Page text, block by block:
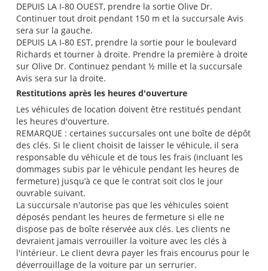
DEPUIS LA I-80 OUEST, prendre la sortie Olive Dr.
Continuer tout droit pendant 150 m et la succursale Avis
sera sur la gauche.
DEPUIS LA I-80 EST, prendre la sortie pour le boulevard
Richards et tourner à droite. Prendre la première à droite
sur Olive Dr. Continuez pendant ½ mille et la succursale
Avis sera sur la droite.
Restitutions après les heures d'ouverture
Les véhicules de location doivent être restitués pendant
les heures d'ouverture.
REMARQUE : certaines succursales ont une boîte de dépôt
des clés. Si le client choisit de laisser le véhicule, il sera
responsable du véhicule et de tous les frais (incluant les
dommages subis par le véhicule pendant les heures de
fermeture) jusqu’à ce que le contrat soit clos le jour
ouvrable suivant.
La succursale n'autorise pas que les véhicules soient
déposés pendant les heures de fermeture si elle ne
dispose pas de boîte réservée aux clés. Les clients ne
devraient jamais verrouiller la voiture avec les clés à
l'intérieur. Le client devra payer les frais encourus pour le
déverrouillage de la voiture par un serrurier.